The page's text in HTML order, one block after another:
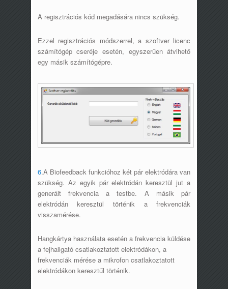
A regisztrációs kód megadására nincs szükség.
Ezzel regisztrációs módszerrel, a szoftver licenc
számítógép cseréje esetén, egyszerűen átvihető
egy másik számítógépre.
6.A Biofeedback funkcióhoz két pár elektródára van
szükség. Az egyik pár elektródán keresztül jut a
generált frekvencia a testbe. A másik pár
elektródán keresztül történik a frekvenciák
visszamérése.
Hangkártya használata esetén a frekvencia küldése
a fejhallgató csatlakoztatott elektródákon, a
frekvenciák mérése a mikrofon csatlakoztatott
elektródákon keresztűl történik.